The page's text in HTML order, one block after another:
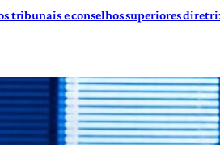
tribunais e conselhos superiores